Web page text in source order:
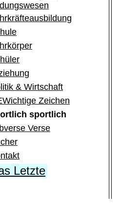
& Wirtschaft
Zeichen
sportlich
Verse
Letzte